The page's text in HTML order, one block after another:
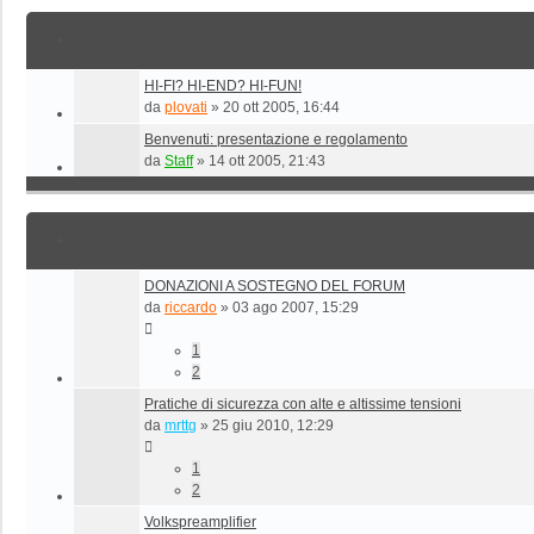
HI-FI? HI-END? HI-FUN!
da plovati » 20 ott 2005, 16:44
Benvenuti: presentazione e regolamento
da Staff» 14 ott 2005, 21:43
DONAZIONI A SOSTEGNO DEL FORUM
da riccardo » 03 ago 2007, 15:29
1
2
Pratiche di sicurezza con alte e altissime tensioni
da mrttg » 25 giu 2010, 12:29
1
2
Volkspreamplifier